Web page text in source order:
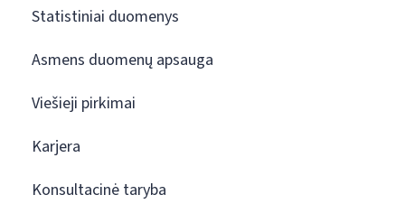
Statistiniai duomenys
Asmens duomenų apsauga
Viešieji pirkimai
Karjera
Konsultacinė taryba